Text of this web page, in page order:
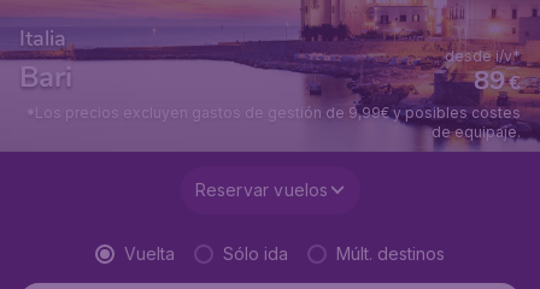
Italia
Bari €
89
desde i/v*
*Los precios excluyen gastos de gestión de 9,99€ y posibles costes
de equipaje.
Reservar vuelos
Vuelta Sólo ida Múlt. destinos